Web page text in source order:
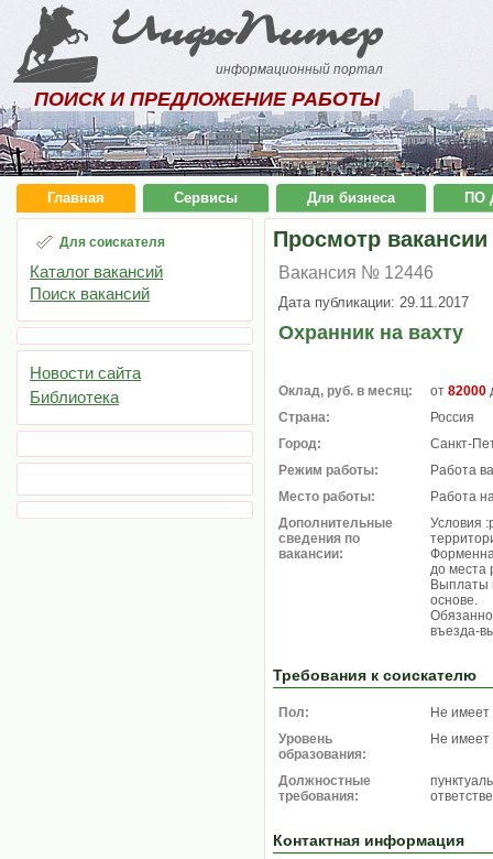
ИнфоПитер
информационный портал
ПОИСК И ПРЕДЛОЖЕНИЕ РАБОТЫ
Главная Сервисы Для бизнеса ПО
Для соискателя
Каталог вакансий
Поиск вакансий
Новости сайта
Библиотека
Просмотр вакансии
Вакансия № 12446
Дата публикации: 29.11.2017
Охранник на вахту
Оклад, руб. в месяц: от 82000
Страна:
Россия
Город:
Санкт-
Режим работы:
Работа
Место работы:
Работа
Дополнительные
сведения по
вакансии:
Условия
до места
Выплаты
основе.
въезда-
Требования к соискателю
Пол:
Не имеет
Уровень
образования:
Не имеет
Должностные
требования:
Контактная информация